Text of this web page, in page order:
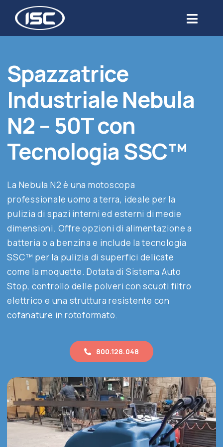
contenuto
Prodotti
Settori
Servizi
Usato
Blog
Contatti
Shop
Cerca
Spazzatrice
Industriale Nebula
N2 – 50T con
Tecnologia SSC™
La Nebula N2 è una motoscopa
professionale uomo a terra, ideale per la
pulizia di spazi interni ed esterni di medie
dimensioni. Offre opzioni di alimentazione a
batteria o a benzina e include la tecnologia
SSC™ per la pulizia di superfici delicate
come la moquette. Dotata di Sistema Auto
Stop, controllo delle polveri con scuoti filtro
elettrico e una struttura resistente con
cofanature in rotoformato.
800.128.048